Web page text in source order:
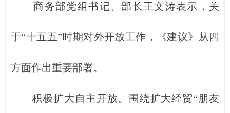
商务部党组书记、部长王文涛表示，关
于“十五五”时期对外开放工作，《建议》从四
方面作出重要部署。
积极扩大自主开放。围绕扩大经贸“朋友